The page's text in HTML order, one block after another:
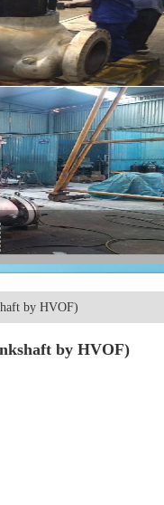
by HVOF)
by HVOF)